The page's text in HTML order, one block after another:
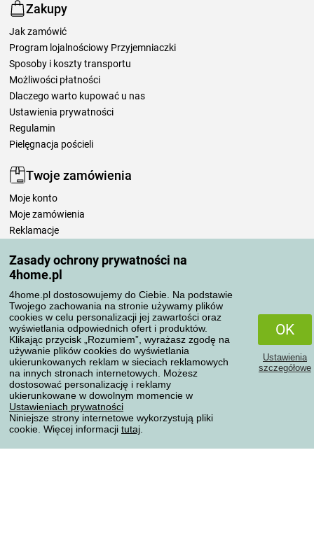
Zasady ochrony prywatności na
4home.pl
4home.pl dostosowujemy do Ciebie. Na podstawie
Twojego zachowania na stronie używamy plików
cookies w celu personalizacji jej zawartości oraz
wyświetlania odpowiednich ofert i produktów.
Klikając przycisk „Rozumiem”, wyrażasz zgodę na
używanie plików cookies do wyświetlania
ukierunkowanych reklam w sieciach reklamowych
na innych stronach internetowych. Możesz
dostosować personalizację i reklamy
ukierunkowane w dowolnym momencie w
Ustawieniach prywatności
Niniejsze strony internetowe wykorzystują pliki
cookie. Więcej informacji tutaj
OK
Ustawienia
szczegółowe
Zakupy
Jak zamówić
Program lojalnościowy Przyjemniaczki
Sposoby i koszty transportu
Możliwości płatności
Dlaczego warto kupować u nas
Ustawienia prywatności
Regulamin
Pielęgnacja pościeli
Twoje zamówienia
Moje konto
Moje zamówienia
Reklamacje
Zasady przetwarzania recenzji
Sposoby transportu
Metody płatności
Niezawodny sklep